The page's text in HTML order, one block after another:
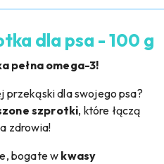
dla psa - 100 g
pełna omega-3!
przekąski dla swojego psa?
szprotki, które łączą
zdrowia!
bogate w kwasy